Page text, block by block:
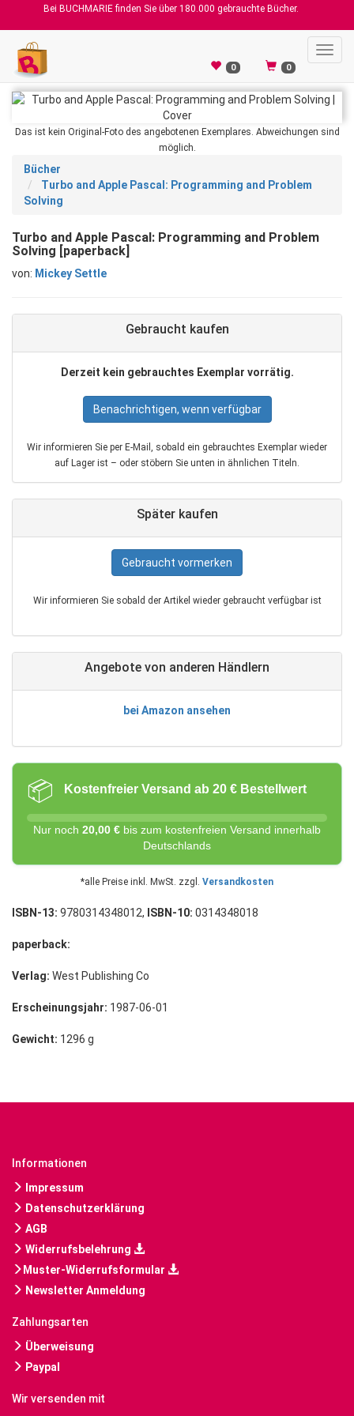
Bei BUCHMARIE finden Sie über 180.000 gebrauchte Bücher.
0 0
Das ist kein Original-Foto des angebotenen Exemplares. Abweichungen sind
möglich.
Bücher
Turbo and Apple Pascal: Programming and Problem
Solving
Turbo and Apple Pascal: Programming and Problem
Solving [paperback]
von: Mickey Settle
Gebraucht kaufen
Derzeit kein gebrauchtes Exemplar vorrätig.
Benachrichtigen, wenn verfügbar
Wir informieren Sie per E‑Mail, sobald ein gebrauchtes Exemplar wieder
auf Lager ist – oder stöbern Sie unten in ähnlichen Titeln.
Später kaufen
Gebraucht vormerken
Wir informieren Sie sobald der Artikel wieder gebraucht verfügbar ist
Angebote von anderen Händlern
bei Amazon ansehen
📦 Kostenfreier Versand ab 20 € Bestellwert
Nur noch 20,00 € bis zum kostenfreien Versand innerhalb
Deutschlands
*alle Preise inkl. MwSt. zzgl. Versandkosten
ISBN-13: 9780314348012, ISBN-10: 0314348018
paperback:
Verlag: West Publishing Co
Erscheinungsjahr: 1987-06-01
Gewicht: 1296 g
Informationen
Impressum
Datenschutzerklärung
AGB
Widerrufsbelehrung
Muster-Widerrufsformular
Newsletter Anmeldung
Zahlungsarten
Überweisung
Paypal
Wir versenden mit